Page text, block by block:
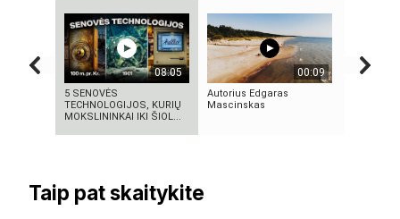
08:05
5 SENOVĖS
TECHNOLOGIJOS, KURIŲ
MOKSLININKAI IKI ŠIOL...
00:09
Autorius Edgaras
Mascinskas
Taip pat skaitykite